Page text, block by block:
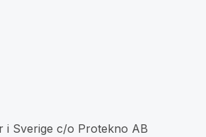
i Sverige c/o Protekno AB